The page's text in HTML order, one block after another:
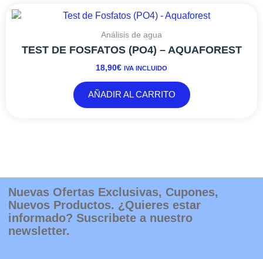
Análisis de agua
TEST DE FOSFATOS (PO4) – AQUAFOREST
18,90€ IVA INCLUIDO
AÑADIR AL CARRITO
Nuevas Ofertas Exclusivas, Cupones,
Nuevos Productos. ¿Quieres estar
informado? Suscribete a nuestro
newsletter.